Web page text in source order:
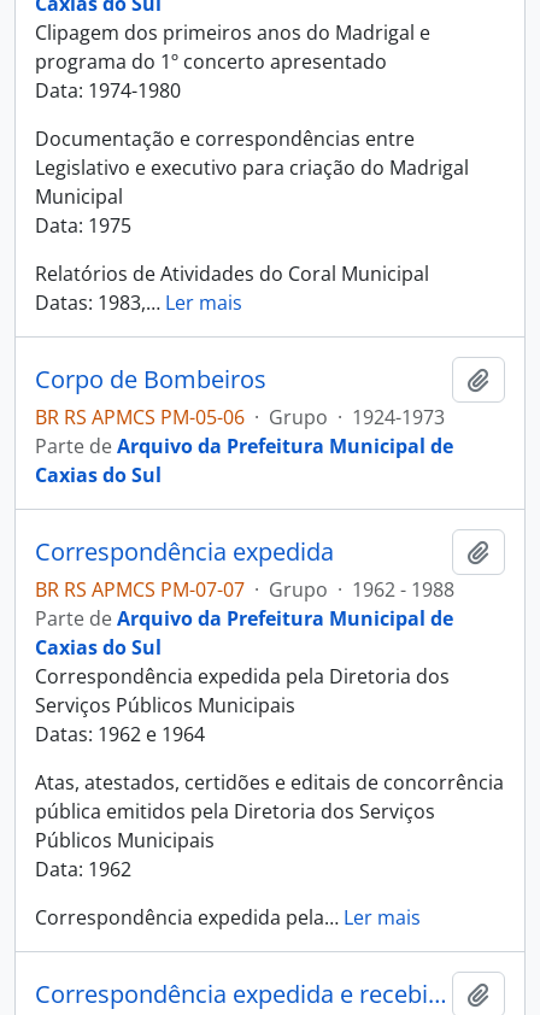
Clipagem dos primeiros anos do Madrigal e
programa do 1º concerto apresentado
Data: 1974-1980
Documentação e correspondências entre
Legislativo e executivo para criação do Madrigal
Municipal
Data: 1975
Relatórios de Atividades do Coral Municipal
Datas: 1983,… Ler mais
Corpo de Bombeiros
BR RS APMCS PM-05-06 · Grupo · 1924-1973
Parte deArquivo da Prefeitura Municipal de
Caxias do Sul
Correspondência expedida
BR RS APMCS PM-07-07 · Grupo · 1962 - 1988
Parte deArquivo da Prefeitura Municipal de
Caxias do Sul
Correspondência expedida pela Diretoria dos
Serviços Públicos Municipais
Datas: 1962 e 1964
Atas, atestados, certidões e editais de concorrência
pública emitidos pela Diretoria dos Serviços
Públicos Municipais
Data: 1962
Correspondência expedida pela… Ler mais
Correspondência expedida e recebida - Planejamento